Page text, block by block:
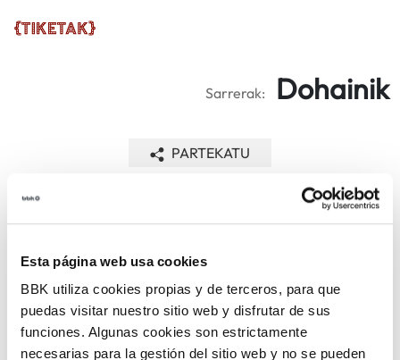
Esta página web usa cookies
BBK utiliza cookies propias y de terceros, para que
puedas visitar nuestro sitio web y disfrutar de sus
funciones. Algunas cookies son estrictamente
necesarias para la gestión del sitio web y no se pueden
Sarrerak: Dohainik
PARTEKATU
ARLOAK